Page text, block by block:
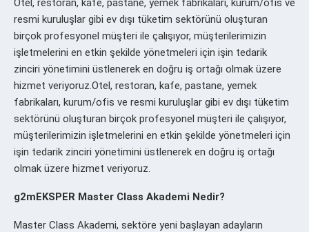
Otel, restoran, kafe, pastane, yemek fabrikaları, kurum/ofis ve
resmi kuruluşlar gibi ev dışı tüketim sektörünü oluşturan
birçok profesyonel müşteri ile çalışıyor, müşterilerimizin
işletmelerini en etkin şekilde yönetmeleri için işin tedarik
zinciri yönetimini üstlenerek en doğru iş ortağı olmak üzere
hizmet veriyoruz.Otel, restoran, kafe, pastane, yemek
fabrikaları, kurum/ofis ve resmi kuruluşlar gibi ev dışı tüketim
sektörünü oluşturan birçok profesyonel müşteri ile çalışıyor,
müşterilerimizin işletmelerini en etkin şekilde yönetmeleri için
işin tedarik zinciri yönetimini üstlenerek en doğru iş ortağı
olmak üzere hizmet veriyoruz.
g2mEKSPER Master Class Akademi Nedir?
Master Class Akademi, sektöre yeni başlayan adayların